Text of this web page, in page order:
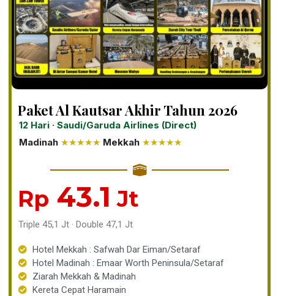
Paket Al Kautsar Akhir Tahun 2026
12 Hari · Saudi/Garuda Airlines (Direct)
Madinah ★★★★★ Mekkah ★★★★★
Rp 43.1 Jt
Triple 45,1 Jt · Double 47,1 Jt
Hotel Mekkah : Safwah Dar Eiman/Setaraf
Hotel Madinah : Emaar Worth Peninsula/Setaraf
Ziarah Mekkah & Madinah
Kereta Cepat Haramain